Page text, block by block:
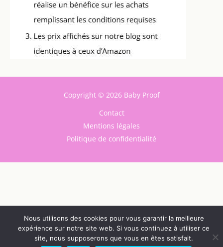
Copyright © 2026 Baby Proof
Contact
Mentions légales
Politique de confidentialité
Nous utilisons des cookies pour vous garantir la meilleure
expérience sur notre site web. Si vous continuez à utiliser ce
site, nous supposerons que vous en êtes satisfait.